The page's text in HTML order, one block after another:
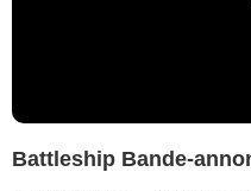
Battleship Bande-